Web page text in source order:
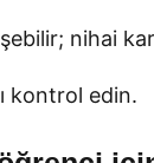
nihai
kontrol edin.